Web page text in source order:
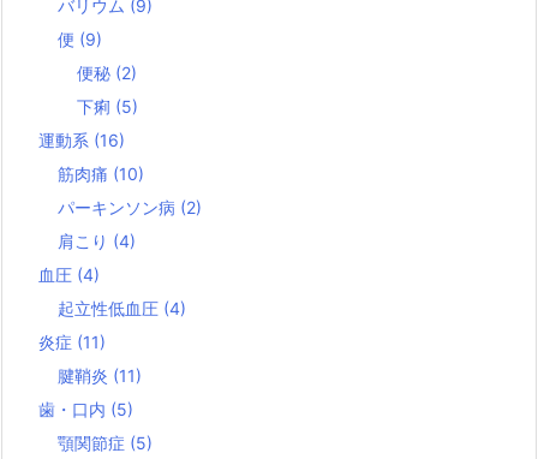
バリウム (9)
便 (9)
便秘 (2)
下痢 (5)
運動系 (16)
筋肉痛 (10)
パーキンソン病 (2)
肩こり (4)
血圧 (4)
起立性低血圧 (4)
炎症 (11)
腱鞘炎 (11)
歯・口内 (5)
顎関節症 (5)